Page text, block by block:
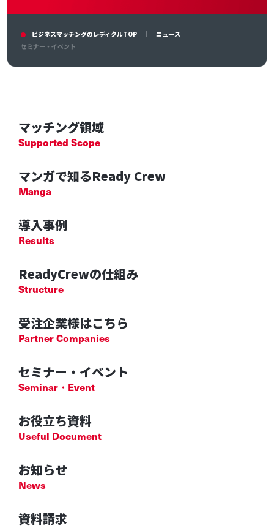
ビジネスマッチングのレディクルTOP
ニュース
セミナー・イベント
マッチング領域
Supported Scope
マンガで知るReady Crew
Manga
導入事例
Results
ReadyCrewの仕組み
Structure
受注企業様はこちら
Partner Companies
セミナー・イベント
Seminar・Event
お知らせ
News
資料請求
お役立ち資料
Useful Document